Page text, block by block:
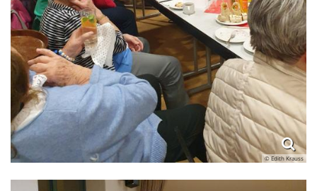
© Edith Krauss